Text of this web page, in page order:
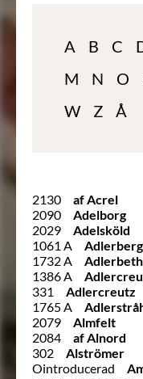
A B C
M
N O
W
Z Å
2130
af Acrel
2090
Adelborg
2029
Adelsköld
1061 A
Adlerberg
1732 A
Adlerbeth
1386 A
331
Adlercreutz
1765 A
2079
Almfelt
2084
af Alnord
302
Alströmer
Ointroducerad